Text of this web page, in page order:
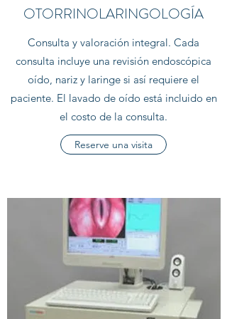
OTORRINOLARINGOLOGÍA
Consulta y valoración integral. Cada
consulta incluye una revisión endoscópica
oído, nariz y laringe si así requiere el
paciente. El lavado de oído está incluido en
el costo de la consulta.
Reserve una visita